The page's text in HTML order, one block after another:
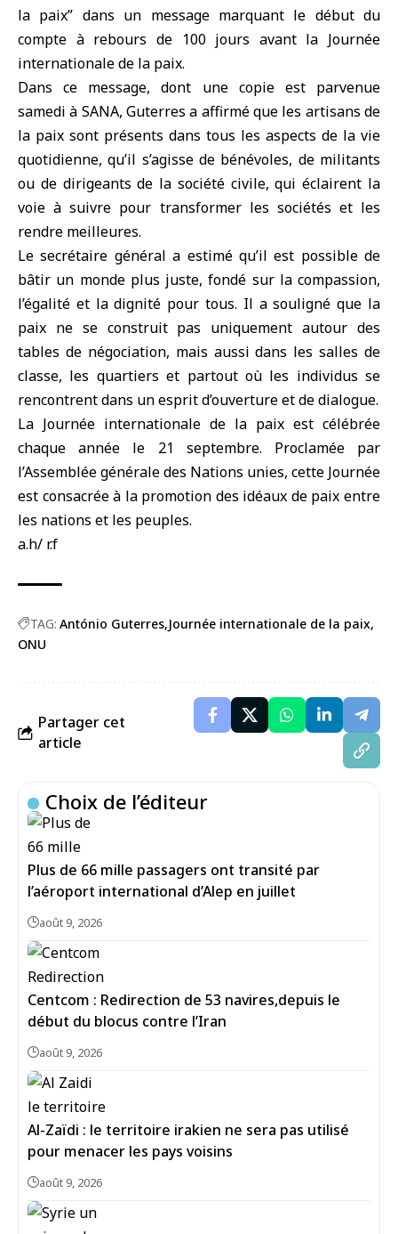
la paix” dans un message marquant le début du
compte à rebours de 100 jours avant la Journée
internationale de la paix.
Dans ce message, dont une copie est parvenue
samedi à SANA, Guterres a affirmé que les artisans de
la paix sont présents dans tous les aspects de la vie
quotidienne, qu’il s’agisse de bénévoles, de militants
ou de dirigeants de la société civile, qui éclairent la
voie à suivre pour transformer les sociétés et les
rendre meilleures.
Le secrétaire général a estimé qu’il est possible de
bâtir un monde plus juste, fondé sur la compassion,
l’égalité et la dignité pour tous. Il a souligné que la
paix ne se construit pas uniquement autour des
tables de négociation, mais aussi dans les salles de
classe, les quartiers et partout où les individus se
rencontrent dans un esprit d’ouverture et de dialogue.
La Journée internationale de la paix est célébrée
chaque année le 21 septembre. Proclamée par
l’Assemblée générale des Nations unies, cette Journée
est consacrée à la promotion des idéaux de paix entre
les nations et les peuples.
a.h/ r.f
TAG: António Guterres Journée internationale de la paix
ONU
Partager cet
article
Choix de l’éditeur
Plus de 66 mille passagers ont transité par
l’aéroport international d’Alep en juillet
août 9, 2026
Centcom : Redirection de 53 navires,depuis le
début du blocus contre l’Iran
août 9, 2026
Al-Zaïdi : le territoire irakien ne sera pas utilisé
pour menacer les pays voisins
août 9, 2026